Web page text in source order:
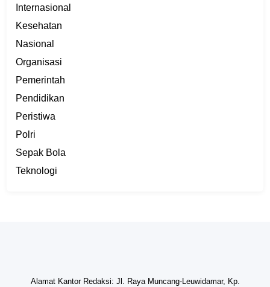
Internasional
Kesehatan
Nasional
Organisasi
Pemerintah
Pendidikan
Peristiwa
Polri
Sepak Bola
Teknologi
Alamat Kantor Redaksi: Jl. Raya Muncang-Leuwidamar, Kp.